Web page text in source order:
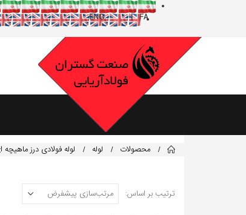
محصولات لوله لوله فولادی درز ماهیچه
ترتیب بر اساس: